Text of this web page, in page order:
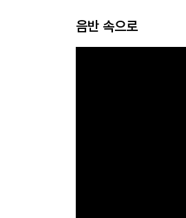
음반 속으로